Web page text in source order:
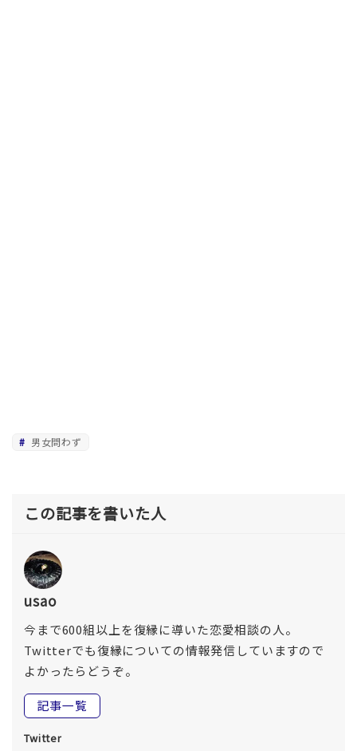
男女問わず
この記事を書いた人
usao
今まで600組以上を復縁に導いた恋愛相談の人。
Twitterでも復縁についての情報発信していますので
よかったらどうぞ。
記事一覧
Twitter